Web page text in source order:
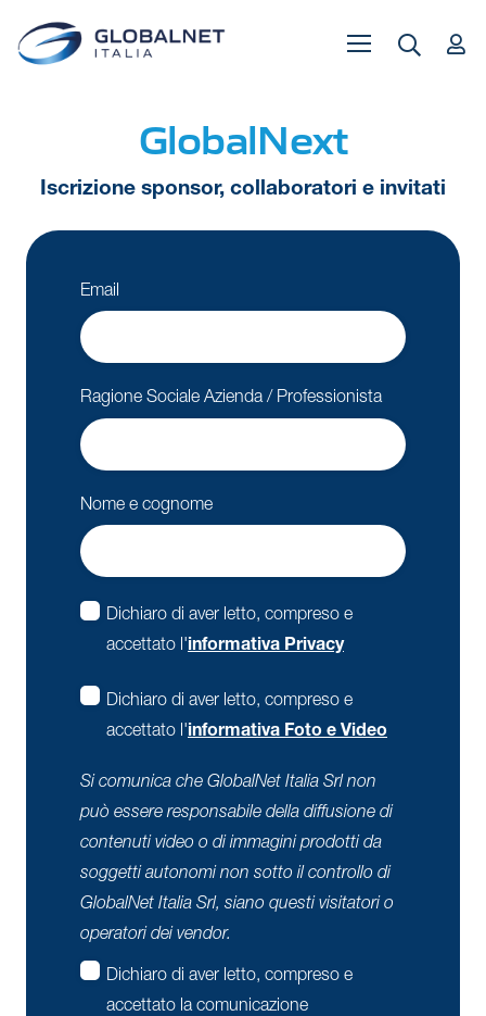
GlobalNext
Iscrizione sponsor, collaboratori e invitati
Email
Ragione Sociale Azienda / Professionista
Nome e cognome
Dichiaro di aver letto, compreso e
accettato l'informativa Privacy
Dichiaro di aver letto, compreso e
accettato l'informativa Foto e Video
Si comunica che GlobalNet Italia Srl non
può essere responsabile della diffusione di
contenuti video o di immagini prodotti da
soggetti autonomi non sotto il controllo di
GlobalNet Italia Srl, siano questi visitatori o
operatori dei vendor.
Dichiaro di aver letto, compreso e
accettato la comunicazione